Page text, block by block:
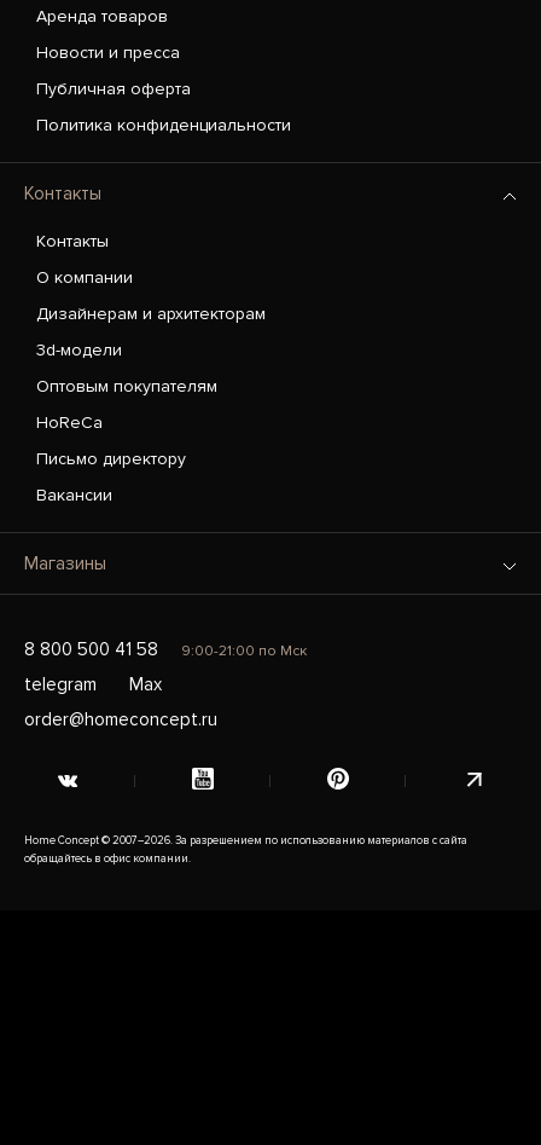
Аренда товаров
Новости и пресса
Публичная оферта
Политика конфиденциальности
Контакты
Контакты
О компании
Дизайнерам и архитекторам
3d-модели
Оптовым покупателям
HoReCa
Письмо директору
Вакансии
Магазины
8 800 500 41 58 9:00-21:00 по Мск
telegram
Max
order@homeconcept.ru
Home Concept © 2007–2026. За разрешением по использованию материалов с сайта
обращайтесь в офис компании.